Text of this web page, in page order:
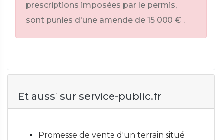
prescriptions imposées par le permis,
sont punies d'une amende de 15 000 € .
Et aussi sur service-public.fr
Promesse de vente d'un terrain situé